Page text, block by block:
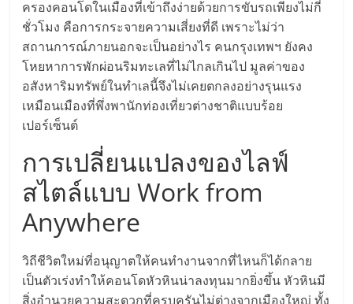
ไชส์
แฟ
รน
ไชส์
ขาย
หน้า
ครองคอนโดในเมืองที่เข้าถึงง่ายด้วยการขับรถเพียงไม่กี่
ชั่วโมง คือการกระจายความเสี่ยงที่ดี เพราะไม่ว่า
สถานการณ์ภายนอกจะเป็นอย่างไร คนกรุงเทพฯ ยังคง
โหยหาการพักผ่อนริมทะเลที่ไม่ไกลเกินไป มูลค่าของ
อสังหาริมทรัพย์ในทำเลนี้จึงไม่เคยตกลงอย่างรุนแรง
เหมือนเมืองที่พึ่งพานักท่องเที่ยวต่างชาติแบบร้อย
เปอร์เซ็นต์
การเปลี่ยนแปลงของไลฟ์
สไตล์แบบ Work from
Anywhere
วิถีชีวิตใหม่ที่อนุญาตให้คนทำงานจากที่ไหนก็ได้กลาย
เป็นตัวเร่งทำให้คอนโดหัวหินน่าลงทุนมากยิ่งขึ้น หัวหินมี
สิ่งอำนวยความสะดวกที่ครบครันไม่ต่างจากเมืองใหญ่ ทั้ง